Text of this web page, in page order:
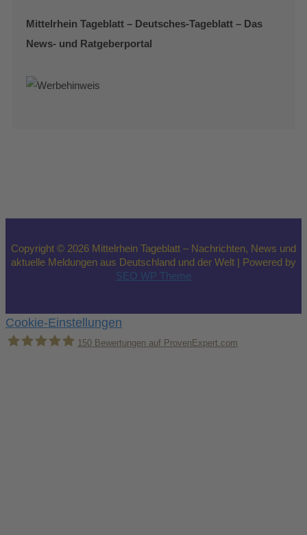
Mittelrhein Tageblatt – Deutsches-Tageblatt – Das
News- und Ratgeberportal
Copyright © 2026 Mittelrhein Tageblatt – Nachrichten, News und
aktuelle Meldungen aus Deutschland und der Welt | Powered by
SEO WP Theme
Cookie-Einstellungen
150 Bewertungen auf ProvenExpert.com